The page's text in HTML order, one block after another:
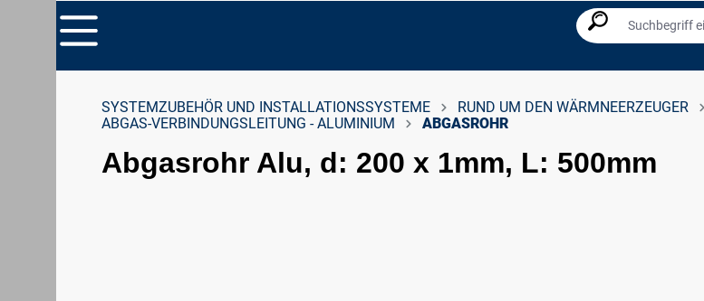
SYSTEMZUBEHÖR UND INSTALLATIONSSYSTEME RUND UM DEN WÄRMNEERZEUGER
ABGAS-VERBINDUNGSLEITUNG - ALUMINIUM
ABGASROHR
Abgasrohr Alu, d: 200 x 1mm, L: 500mm